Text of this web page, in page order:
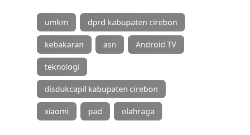
umkm dprd kabupaten cirebon
kebakaran asn Android TV
teknologi
disdukcapil kabupaten cirebon
xiaomi pad olahraga